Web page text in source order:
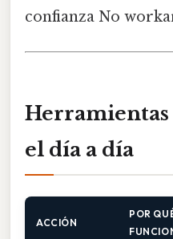
confianza No
el día a día
ACCIÓN
POR